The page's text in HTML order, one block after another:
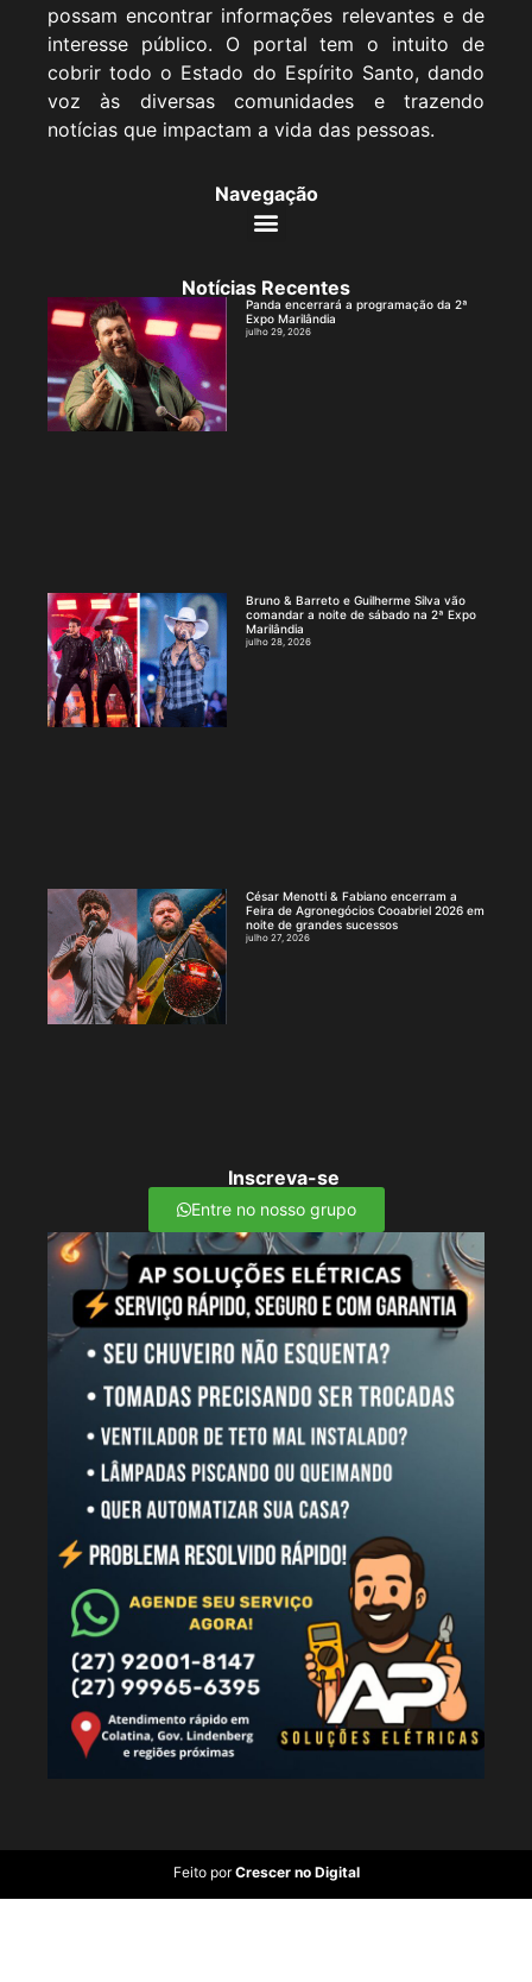
possam encontrar informações relevantes e de
interesse público. O portal tem o intuito de
cobrir todo o Estado do Espírito Santo, dando
voz às diversas comunidades e trazendo
notícias que impactam a vida das pessoas.
Navegação
Notícias Recentes
Panda encerrará a programação da 2ª
Expo Marilândia
julho 29, 2026
Bruno & Barreto e Guilherme Silva vão
comandar a noite de sábado na 2ª Expo
Marilândia
julho 28, 2026
César Menotti & Fabiano encerram a
Feira de Agronegócios Cooabriel 2026 em
noite de grandes sucessos
julho 27, 2026
Inscreva-se
Entre no nosso grupo
Feito por Crescer no Digital